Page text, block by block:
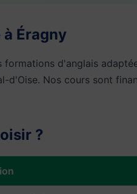
Éragny
formations d'anglais
d'Oise. Nos cours sont
?